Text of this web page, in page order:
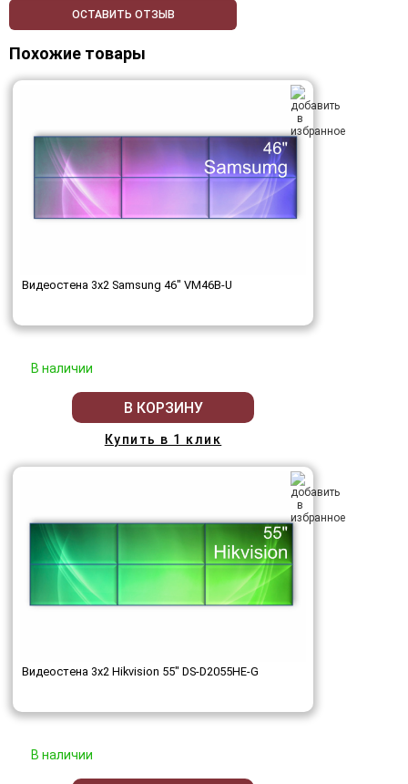
ОСТАВИТЬ ОТЗЫВ
Похожие товары
Видеостена 3x2 Samsung 46" VM46B-U
В наличии
В КОРЗИНУ
Купить в 1 клик
Видеостена 3x2 Hikvision 55" DS-D2055HE-G
В наличии